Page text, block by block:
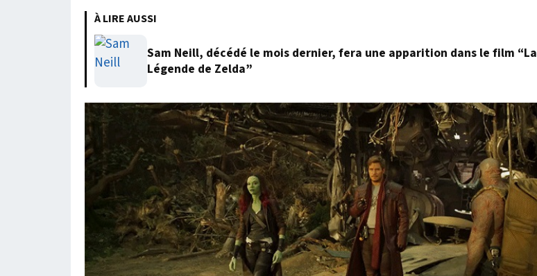
À LIRE AUSSI
Sam Neill, décédé le mois dernier, fera une apparition dans le film “La
Légende de Zelda”